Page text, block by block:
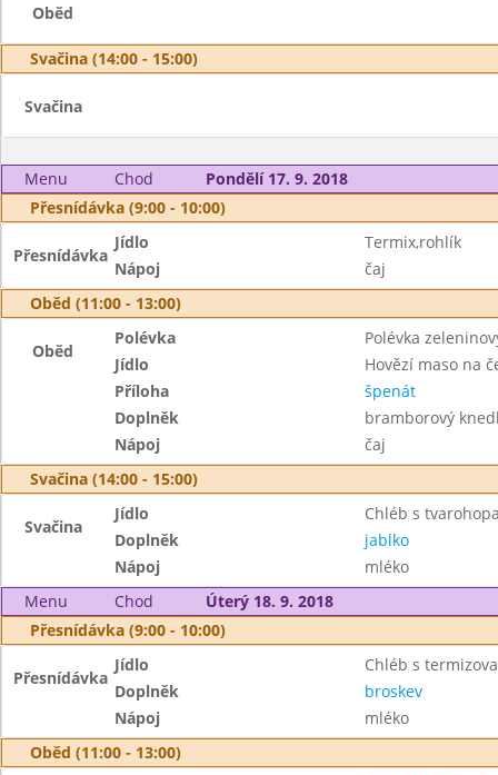
Oběd
Svačina (14:00 - 15:00)
Svačina
Menu Chod
Pondělí 17. 9. 2018
Přesnídávka (9:00 - 10:00)
Přesnídávka
Jídlo
Termix,rohlík
Nápoj
čaj
Oběd (11:00 - 13:00)
Oběd
Polévka
Polévka
Jídlo
Hovězí maso na
Příloha
špenát
Doplněk
bramborový
Nápoj
čaj
Svačina (14:00 - 15:00)
Svačina
Jídlo
Chléb s
Doplněk
jablko
Nápoj
mléko
Menu
Chod
Úterý 18. 9. 2018
Přesnídávka (9:00 - 10:00)
Přesnídávka
Jídlo
Chléb s
Doplněk
broskev
Nápoj
mléko
Oběd (11:00 - 13:00)